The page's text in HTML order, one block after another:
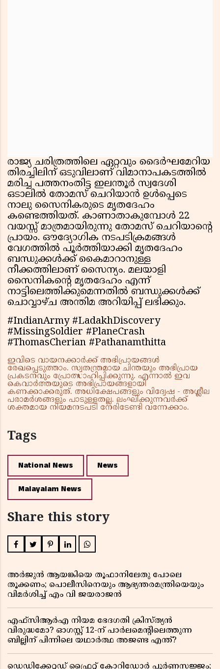
രാജ്യ ചരിത്രത്തിലെ ഏറ്റവും ദൈര്‍ഘമേറിയ
തിരച്ചിലിന് ഒടുവിലാണ് വിമാനാപകടത്തില്‍
മരിച്ച പത്തനംതിട്ട ഇലന്തൂര്‍ സ്വദേശി
ഒടാലില്‍ തോമസ് ചെറിയാന്‍ ഉള്‍പ്പെടെ
നാലു സൈനികരുടെ മൃതദേഹം
കണ്ടെത്തിയത്. കാണാതാകുമ്പോള്‍ 22
വയസ്സ് മാത്രമായിരുന്നു തോമസ് ചെറിയാന്റെ
പ്രായം. ഔദ്യോഗിക നടപടിക്രമങ്ങള്‍
വേഗത്തില്‍ പൂര്‍ത്തിയാക്കി മൃതദേഹം
ബന്ധുക്കള്‍ക്ക് കൈമാറാനുള്ള
നീക്കത്തിലാണ് സൈന്യം. മലയാളി
സൈനികന്റെ മൃതദേഹം എന്ന്
നാട്ടിലെത്തിക്കുമെന്നതില്‍ ബന്ധുക്കള്‍ക്ക്
ചൊവ്വാഴ്ച അന്തിമ അറിയിപ്പ് ലഭിക്കും.
#IndianArmy #LadakhDiscovery
#MissingSoldier #PlaneCrash
#ThomasCherian #Pathanamthitta
ഇവിടെ വായനക്കാർക്ക് അഭിപ്രായങ്ങൾ
രേഖപ്പെടുത്താം. സ്വതന്ത്രമായ ചിന്തയും അഭിപ്രായ
പ്രകടനവും പ്രോത്സാഹിപ്പിക്കുന്നു. എന്നാൽ ഇവ
കെവാർത്തയുടെ അഭിപ്രായങ്ങളായി
കണക്കാക്കരുത്. അധിക്ഷേപങ്ങളും വിദ്വേഷ - അശ്ലീല
പരാമർശങ്ങളും പാടുള്ളതല്ല. ലംഘിക്കുന്നവർക്ക്
ശക്തമായ നിയമനടപടി നേരിടേണ്ടി വന്നേക്കാം.
Tags
National News News
Malayalam News
Share this story
അർജുൻ ആയങ്കിയെ തൂഫാനിലേതു പോലെ
തൂക്കണം; പൊലീസിനെയും ആഭ്യന്തരമന്ത്രിയെയും
വിമർശിച്ച് എം വി ജയരാജൻ
എഫ്സിആർഎ നിയമ ഭേദഗതി ക്രിസ്ത്യൻ
വിരുദ്ധമോ? ഓഗസ്റ്റ് 12-ന് പാർലമെന്റിലെത്തുന്ന
ബില്ലിന് പിന്നിലെ യഥാർത്ഥ അജണ്ട എന്ത്?
ഡെഡിക്കേറ്റഡ് ഫ്രൈറ്റ് കോറിഡോർ പൂർണസജ്ജം;